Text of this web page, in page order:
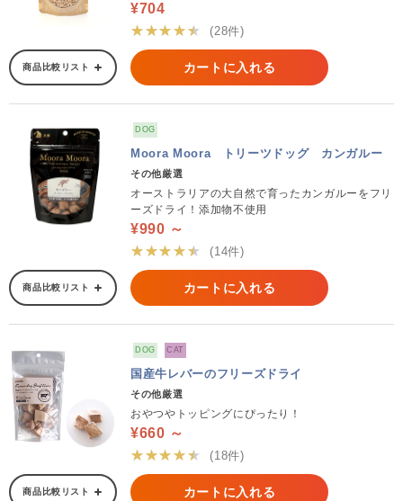
¥704
★★★★★
(28件)
商品比較リスト カートに入れる
DOG
Moora Moora トリーツドッグ カンガルー
その他厳選
オーストラリアの大自然で育ったカンガルーをフリ
ーズドライ！添加物不使用
¥990 ～
★★★★★
(14件)
商品比較リスト カートに入れる
DOG CAT
国産牛レバーのフリーズドライ
その他厳選
おやつやトッピングにぴったり！
¥660 ～
★★★★★
(18件)
商品比較リスト カートに入れる